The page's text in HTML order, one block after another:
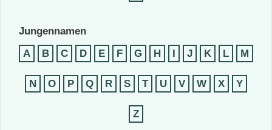
Jungennamen
A
B C D E F G H I J K L M
N O P Q R S T U V W X Y
Z